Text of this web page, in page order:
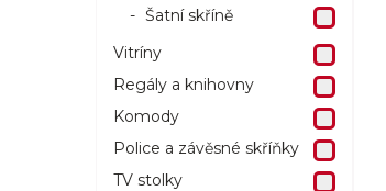
Šatní skříně
Vitríny
Regály a knihovny
Komody
Police a závěsné skříňky
TV stolky